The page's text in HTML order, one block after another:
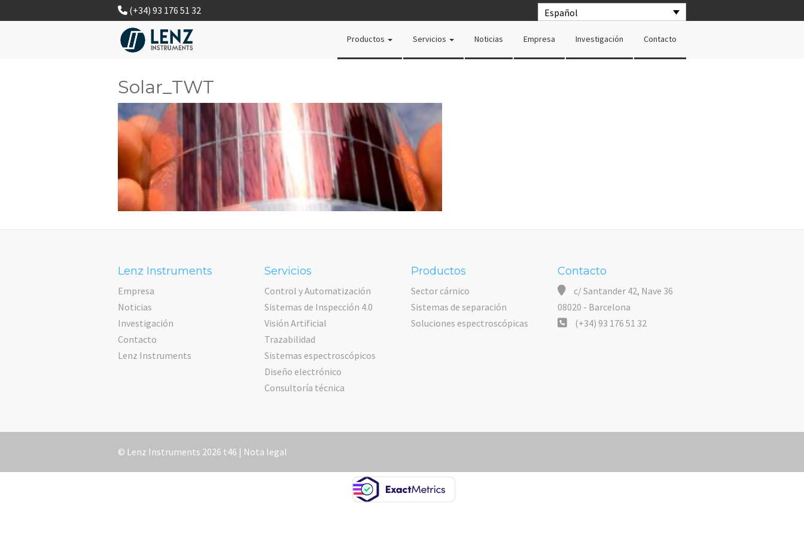
Español
(+34) 93 176 51 32
Productos Servicios Noticias Empresa Investigación Contacto
Solar_TWT
Lenz Instruments
Empresa
Noticias
Investigación
Contacto
Lenz Instruments
Servicios
Control y Automatización
Sistemas de Inspección 4.0
Visión Artificial
Trazabilidad
Sistemas espectroscópicos
Diseño electrónico
Consultoría técnica
Productos
Sector cárnico
Sistemas de separación
Soluciones espectroscópicas
Contacto
c/ Santander 42, Nave 36
08020 - Barcelona
(+34) 93 176 51 32
© Lenz Instruments 2026 t46 | Nota legal